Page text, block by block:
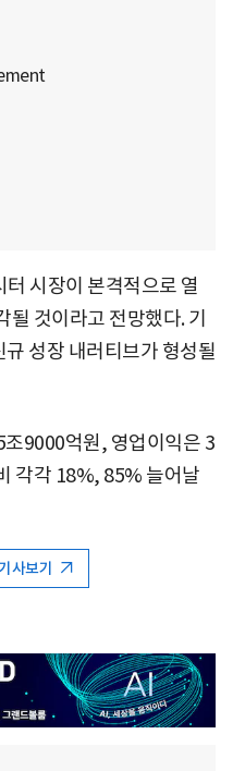
시장이 본격적으로 열
될 것이라고 전망했다. 기
성장 내러티브가 형성될
9000억원, 영업이익은 3
각각 18%, 85% 늘어날
사보기